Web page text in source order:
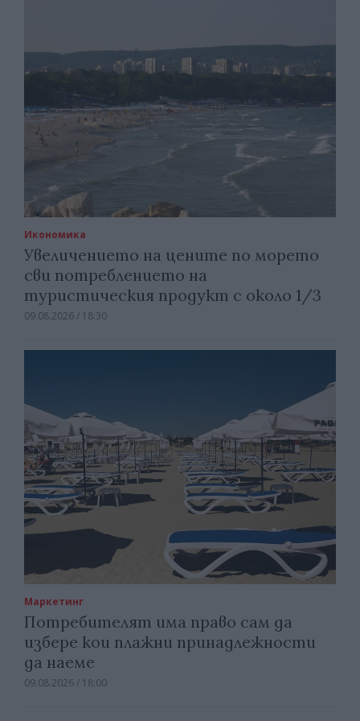
Икономика
Увеличението на цените по морето
сви потреблението на
туристическия продукт с около 1/3
09.08.2026 / 18:30
Маркетинг
Потребителят има право сам да
избере кои плажни принадлежности
да наеме
09.08.2026 / 18:00